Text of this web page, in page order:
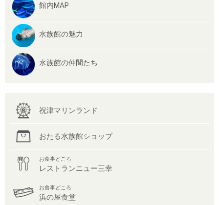
館内MAP
水族館の魅力
水族館の仲間たち
祝津マリンランド
おたる水族館ショップ
お食事どころ
レストランニュー三幸
お食事どころ
浜の屋食堂